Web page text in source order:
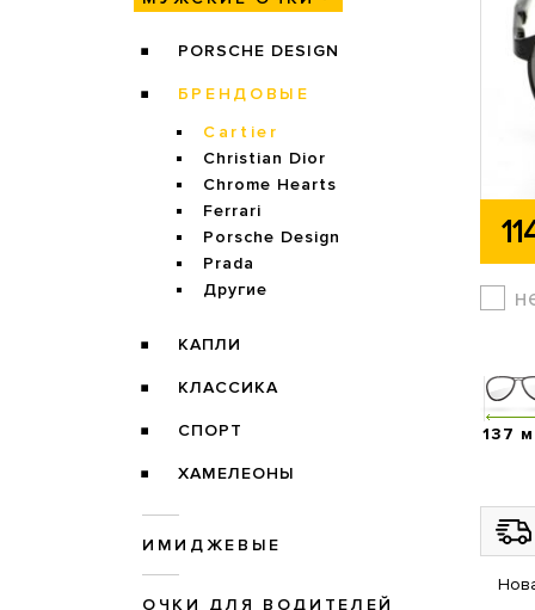
PORSCHE DESIGN
БРЕНДОВЫЕ
Cartier
Christian Dior
Chrome Hearts
Ferrari
Porsche Design
Prada
Другие
КАПЛИ
КЛАССИКА
СПОРТ
ХАМЕЛЕОНЫ
ИМИДЖЕВЫЕ
ОЧКИ ДЛЯ ВОДИТЕЛЕЙ
137